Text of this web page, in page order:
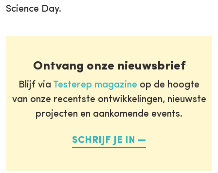
Science Day.
Ontvang onze nieuwsbrief
Blijf via Testerep magazine op de hoogte
van onze recentste ontwikkelingen, nieuwste
projecten en aankomende events.
SCHRIJF JE IN